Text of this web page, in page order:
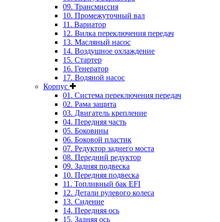
09. Трансмиссия
10. Промежуточный вал
11. Вариатор
12. Вилка переключения передач
13. Масляный насос
14. Воздушное охлаждение
15. Стартер
16. Генератор
17. Водяной насос
Корпус
01. Система переключения передач
02. Рама защита
03. Двигатель крепление
04. Передняя часть
05. Боковины
06. Боковой пластик
07. Редуктор заднего моста
08. Передний редуктор
09. Задняя подвеска
10. Передняя подвеска
11. Топливный бак EFI
12. Детали рулевого колеса
13. Сидение
14. Передняя ось
15. Задняя ось